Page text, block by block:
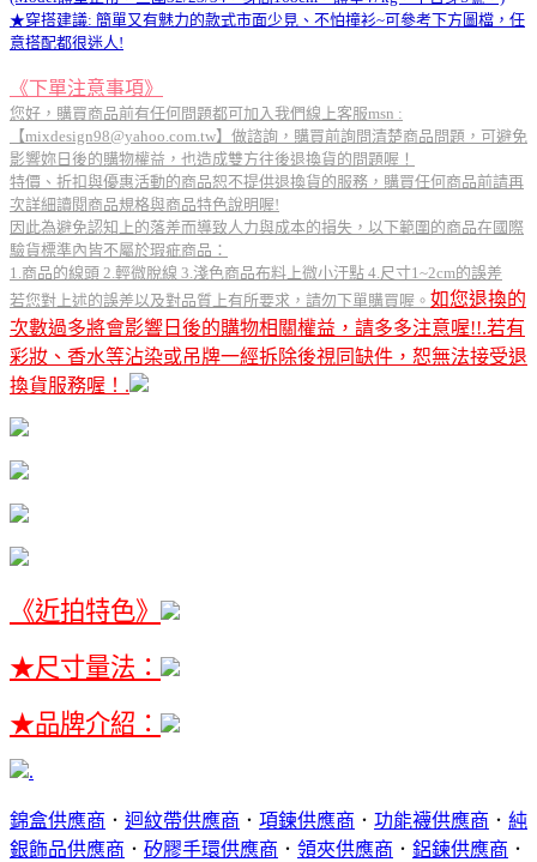
★穿搭建議: 簡單又有魅力的款式市面少見、不怕撞衫~可參考下方圖檔，任
意搭配都很迷人!
《下單注意事項》
您好，購買商品前有任何問題都可加入我們線上客服msn :
【mixdesign98@yahoo.com.tw】做諮詢，購買前詢問清楚商品問題，可避免
影響妳日後的購物權益，也造成雙方往後退換貨的問題喔！
特價、折扣與優惠活動的商品恕不提供退換貨的服務，購買任何商品前請再
次詳細讀閱商品規格與商品特色說明喔!
因此為避免認知上的落差而導致人力與成本的損失，以下範圍的商品在國際
驗貨標準內皆不屬於瑕疵商品：
1.商品的線頭 2.輕微脫線 3.淺色商品布料上微小汙點 4.尺寸1~2cm的誤差
若您對上述的誤差以及對品質上有所要求，請勿下單購買喔。 如您退換的
次數過多將會影響日後的購物相關權益，請多多注意喔!!.若有
彩妝、香水等沾染或吊牌一經拆除後視同缺件，恕無法接受退
換貨服務喔！.
《近拍特色》
★尺寸量法：
★品牌介紹：
.
錦盒供應商 ． 迴紋帶供應商 ． 項鍊供應商 ． 功能襪供應商 ． 純
銀飾品供應商 ． 矽膠手環供應商 ． 領夾供應商 ． 鋁鍊供應商 ．